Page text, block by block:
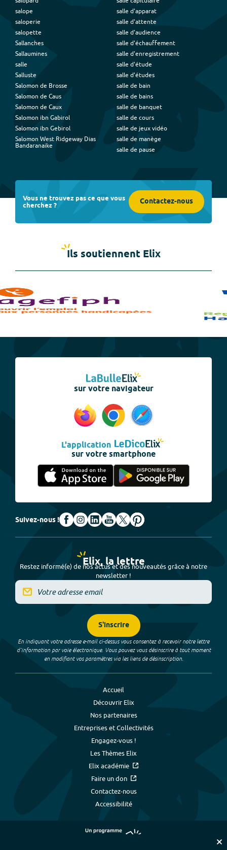
salope
saloperie
salopette
Sallanches
Sallaumines
salle
Salluste
Salomon de Brosse
Salomon de Caus
Salomon de Caux
Salomon ibn Gabirol
Salomon ibn Gebirol
Salomon West Ridgeway Dias
Bandaranaike
salle d'apparat
salle d'attente
salle d'audience
salle d'échauffement
salle d'enregistrement
salle d'étude
salle d'études
salle de bain
salle de bains
salle de banquet
salle de cours
salle de jeux vidéo
salle de manège
salle de pause
Vous ne trouvez pas ce que vous
cherchez ? Contactez-nous
Ils soutiennent Elix
sur votre navigateur
L'application
sur votre smartphone
Suivez-nous !
Elix, la lettre
Restez informé(e) de nos actus et des nouveautés grâce à notre
newsletter !
S'inscrire
En indiquant votre adresse e-mail ci-dessus vous consentez à recevoir notre lettre
d’information par voie électronique. Vous pouvez vous désinscrire à tout moment
en modifiant vos paramètres via les liens de désinscription.
Accueil
Découvrir Elix
Nos partenaires
Entreprises et Collectivités
Engagez-vous !
Les Thèmes Elix
Elix académie
Faire un don
Contactez-nous
Accessibilité